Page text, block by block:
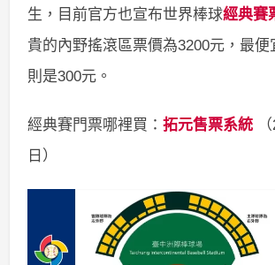
生，目前官方也宣布世界棒球經典賽
貴的內野搖滾區票價為3200元，最便
則是300元。
經典賽門票哪裡買：拓元售票系統
日）